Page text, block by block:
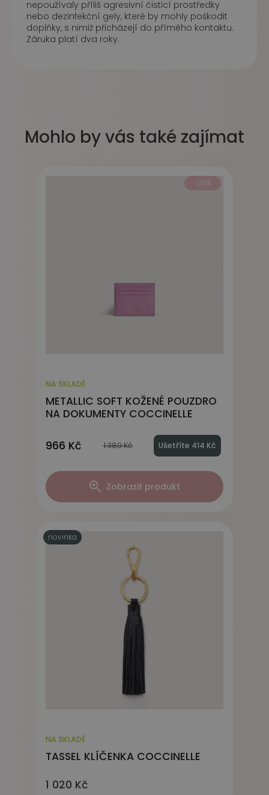
nepoužívaly příliš agresivní čisticí prostředky
nebo dezinfekční gely, které by mohly poškodit
doplňky, s nimiž přicházejí do přímého kontaktu.
Záruka platí dva roky.
Mohlo by vás také zajímat
NA SKLADĚ
METALLIC SOFT KOŽENÉ POUZDRO
NA DOKUMENTY COCCINELLE
966 Kč 1 380 Kč Ušetříte 414 Kč
Zobrazit produkt
-30%
NA SKLADĚ
TASSEL KLÍČENKA COCCINELLE
1 020 Kč
novinka